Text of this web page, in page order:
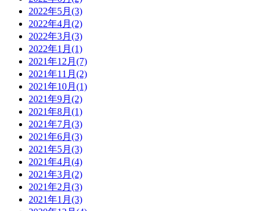
2022年5月(3)
2022年4月(2)
2022年3月(3)
2022年1月(1)
2021年12月(7)
2021年11月(2)
2021年10月(1)
2021年9月(2)
2021年8月(1)
2021年7月(3)
2021年6月(3)
2021年5月(3)
2021年4月(4)
2021年3月(2)
2021年2月(3)
2021年1月(3)